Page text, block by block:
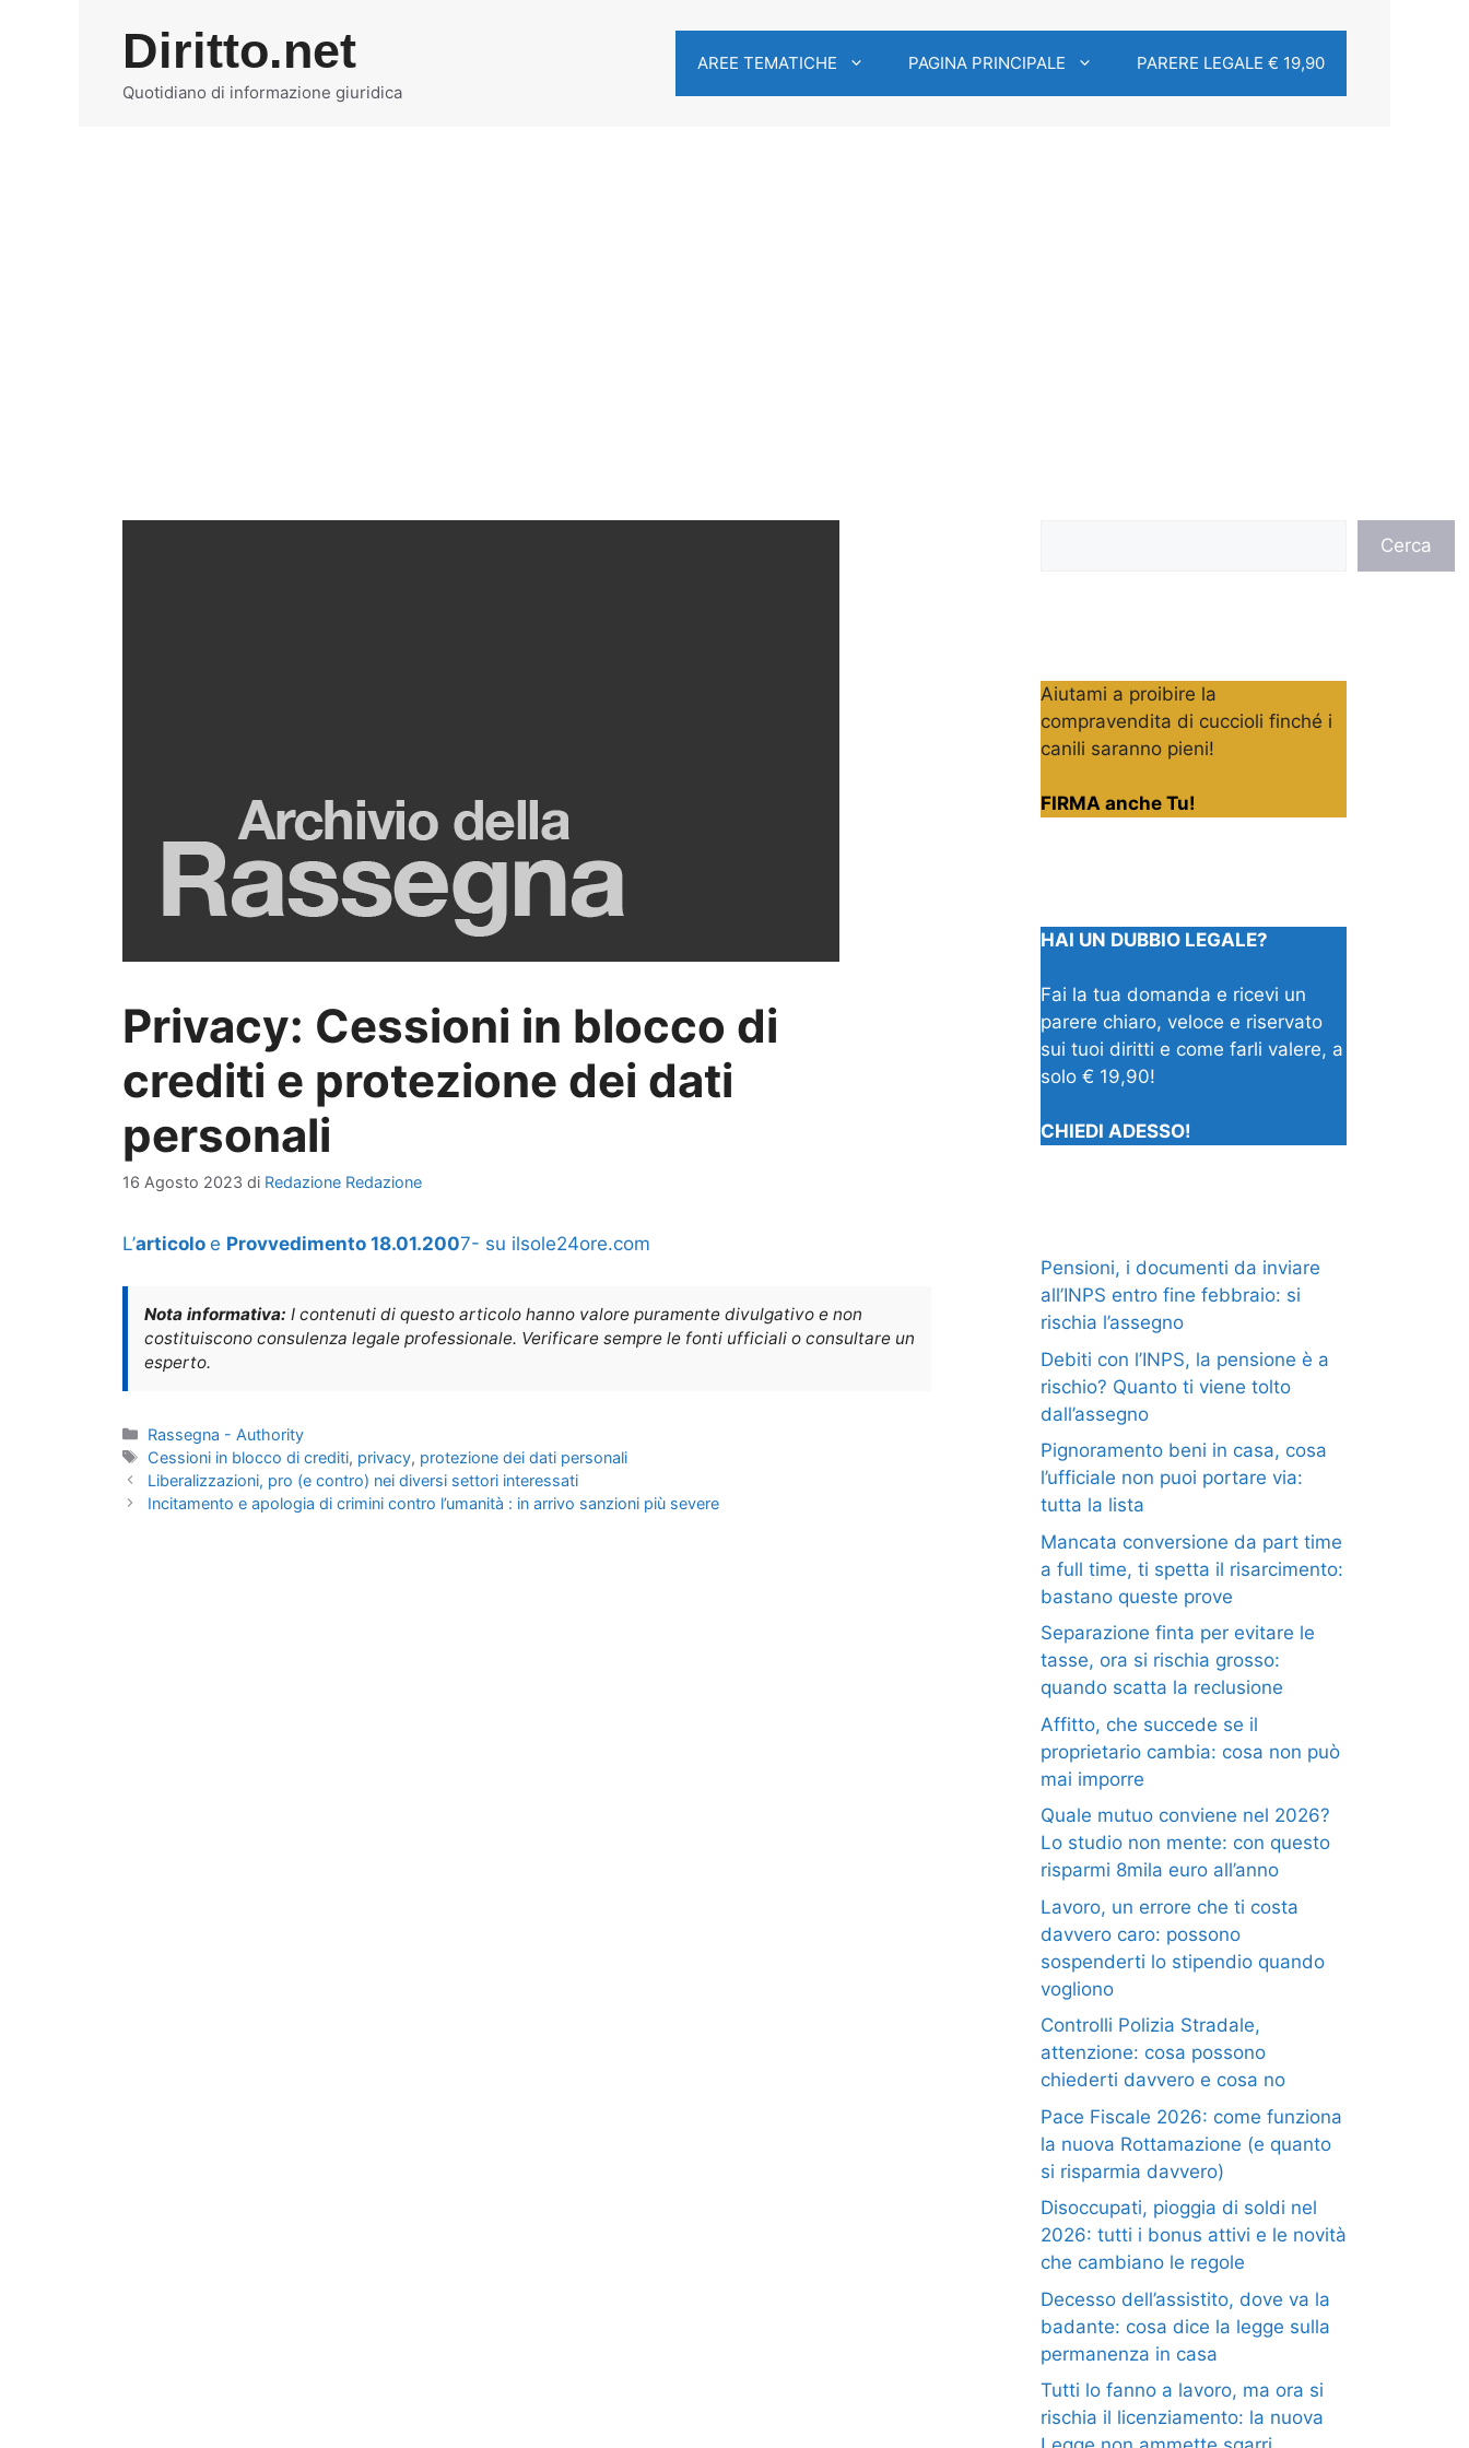
Diritto.net
Quotidiano di informazione giuridica
AREE TEMATICHE PAGINA PRINCIPALE PARERE LEGALE € 19,90
Privacy: Cessioni in blocco di
crediti e protezione dei dati
personali
16 Agosto 2023 di Redazione Redazione
L’articolo e Provvedimento 18.01.2007- su ilsole24ore.com
Nota informativa: I contenuti di questo articolo hanno valore puramente divulgativo e non
costituiscono consulenza legale professionale. Verificare sempre le fonti ufficiali o consultare un
esperto.
Categorie
Rassegna - Authority
Tag
Cessioni in blocco di crediti, privacy, protezione dei dati personali
Liberalizzazioni, pro (e contro) nei diversi settori interessati
Incitamento e apologia di crimini contro l’umanità : in arrivo sanzioni più severe
Cerca
Aiutami a proibire la
compravendita di cuccioli finché i
canili saranno pieni!
FIRMA anche Tu!
HAI UN DUBBIO LEGALE?
Fai la tua domanda e ricevi un
parere chiaro, veloce e riservato
sui tuoi diritti e come farli valere, a
solo € 19,90!
CHIEDI ADESSO!
Pensioni, i documenti da inviare
all’INPS entro fine febbraio: si
rischia l’assegno
Debiti con l’INPS, la pensione è a
rischio? Quanto ti viene tolto
dall’assegno
Pignoramento beni in casa, cosa
l’ufficiale non puoi portare via:
tutta la lista
Mancata conversione da part time
a full time, ti spetta il risarcimento:
bastano queste prove
Separazione finta per evitare le
tasse, ora si rischia grosso:
quando scatta la reclusione
Affitto, che succede se il
proprietario cambia: cosa non può
mai imporre
Quale mutuo conviene nel 2026?
Lo studio non mente: con questo
risparmi 8mila euro all’anno
Lavoro, un errore che ti costa
davvero caro: possono
sospenderti lo stipendio quando
vogliono
Controlli Polizia Stradale,
attenzione: cosa possono
chiederti davvero e cosa no
Pace Fiscale 2026: come funziona
la nuova Rottamazione (e quanto
si risparmia davvero)
Disoccupati, pioggia di soldi nel
2026: tutti i bonus attivi e le novità
che cambiano le regole
Decesso dell’assistito, dove va la
badante: cosa dice la legge sulla
permanenza in casa
Tutti lo fanno a lavoro, ma ora si
rischia il licenziamento: la nuova